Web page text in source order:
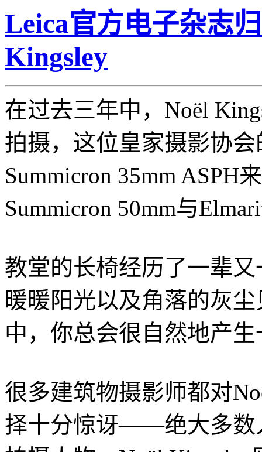
Leica官方电子杂志
Kingsley
在过去三年中，Noël
拍摄，这位皇家摄影协
Summicron 35mm ASPH
Summicron 50mm与
教堂的长椅经历了一辈
暖暖阳光以及角落的灰
中，你总会很自然地产
很多建筑物摄影师都对
择十分惊讶——绝大多数